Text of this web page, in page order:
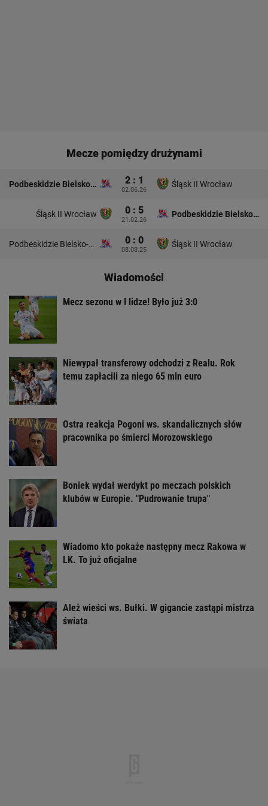
Mecze pomiędzy drużynami
Podbeskidzie Bielsko-Biała 2 : 1
02.06.26
Śląsk II Wrocław
Śląsk II Wrocław 0 : 5
21.02.26
Podbeskidzie Bielsko-Biała
Podbeskidzie Bielsko-Biała 0 : 0
08.08.25
Śląsk II Wrocław
Wiadomości
Mecz sezonu w I lidze! Było już 3:0
Niewypał transferowy odchodzi z Realu. Rok
temu zapłacili za niego 65 mln euro
Ostra reakcja Pogoni ws. skandalicznych słów
pracownika po śmierci Morozowskiego
Boniek wydał werdykt po meczach polskich
klubów w Europie. "Pudrowanie trupa"
Wiadomo kto pokaże następny mecz Rakowa w
LK. To już oficjalne
Ależ wieści ws. Bułki. W gigancie zastąpi mistrza
świata